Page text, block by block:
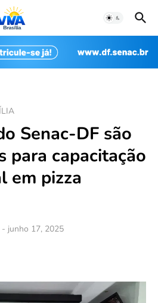
Senac-DF são
para capacitação
em pizza
- junho 17, 2025